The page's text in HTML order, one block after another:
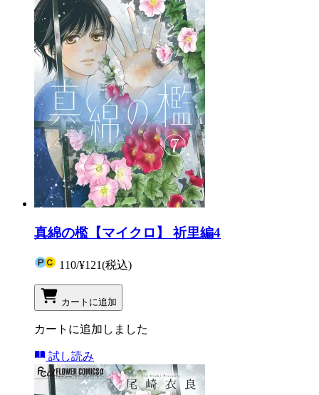
真綿の檻【マイクロ】 祈里編4
110/¥121(税込)
カートに追加
カートに追加しました
試し読み